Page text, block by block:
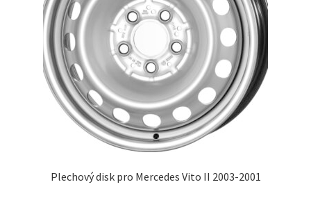
Plechový disk pro Mercedes Vito II 2003-2001